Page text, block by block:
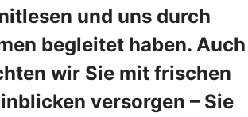
und uns durch
begleitet haben. Auch
wir Sie mit frischen
versorgen – Sie